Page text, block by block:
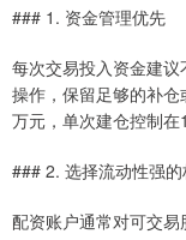
### 1. 资金管理优先
每次交易投入资金建
操作，保留足够的补
万元，单次建仓控制在
### 2. 选择流动性强的
配资账户通常对可交